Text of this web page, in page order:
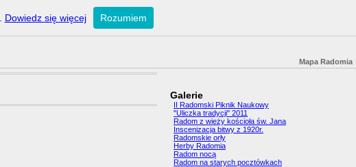
Mapa Radomia
Galerie
II Radomski Piknik Naukowy
"Uliczka tradycji" 2011
Radom z wieży kościoła św. Jana
Inscenizacja bitwy z 1920r.
Radomskie orły
Herby Radomia
Radom nocą
Radom na starych pocztówkach
Dowiedz się więcej Rozumiem